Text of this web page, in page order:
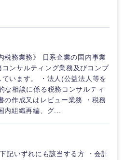
税務業務》 日系企業の国内事業
ンサルティング業務及びコンプ
います。 ・法人(公益法人等を
な相談に係る税務コンサルティ
の作成又はレビュー業務 ・税務
内組織再編、グ...
記いずれにも該当する方 ・会計